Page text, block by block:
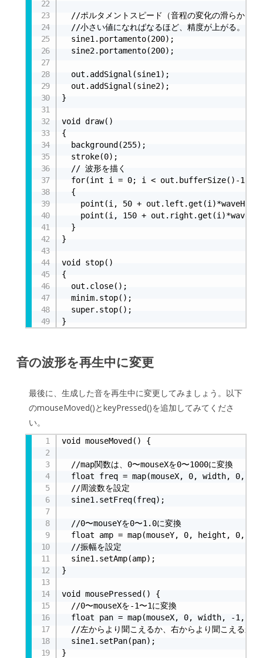
//ポルタメントスピード（音程の変化の滑らかさ
  //小さい値になればなるほど、精度が上がる。
  sine1.portamento(200);
  sine2.portamento(200);
  out.addSignal(sine1);
  out.addSignal(sine2);
}
void draw()
{
  background(255);
  stroke(0);
  // 波形を描く
for(int i = 0; i < out.bufferSize()-1;
  {
    point(i, 50 + out.left.get(i)*waveH);	//左の音声の波形を画面上に描く
point(i, 150 + out.right.get(i)*waveH);	//右　　
  }
}
void stop()
{
  out.close();
  minim.stop();
  super.stop();
}
音の波形を再生中に変更
最後に、生成した音を再生中に変更してみましょう。以下
のmouseMoved()とkeyPressed()を追加してみてくださ
い。
void mouseMoved() {
  //map関数は、0〜mouseXを0〜1000に変換
float freq = map(mouseX, 0, width, 0,
  //周波数を設定
  sine1.setFreq(freq);
  //0〜mouseYを0〜1.0に変換
float amp = map(mouseY, 0, height, 0,
  //振幅を設定
  sine1.setAmp(amp);
}
void mousePressed() {
  //0〜mouseXを-1〜1に変換
float pan = map(mouseX, 0, width, -1,
//左からより聞こえるか、右からより聞こえるかを
  sine1.setPan(pan);
}